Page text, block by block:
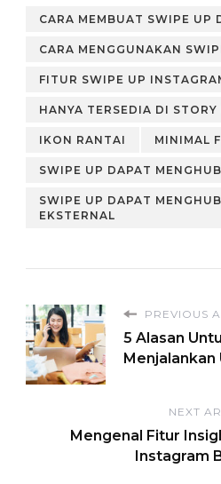
Instagram
CARA MEMBUAT SWIPE UP
CARA MENGGUNAKAN
FITUR SWIPE UP
HANYA TERSEDIA DI STORY
IKON RANTAI MINIMAL
SWIPE UP DAPAT
SWIPE UP DAPAT
EKSTERNAL
PREVIOUS
5 Alasan
Menjalankan
NEXT
Mengenal Fitur
Instagram